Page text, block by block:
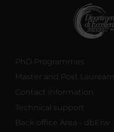
PhD Programmes
Master and Post Lauream
Contact information
Technical support
Back office Area - dbErw